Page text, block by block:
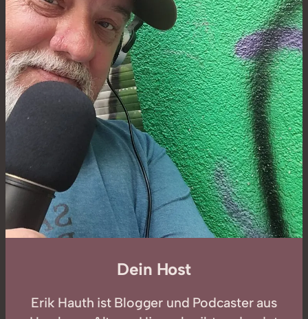
Dein Host
Erik Hauth ist Blogger und Podcaster aus